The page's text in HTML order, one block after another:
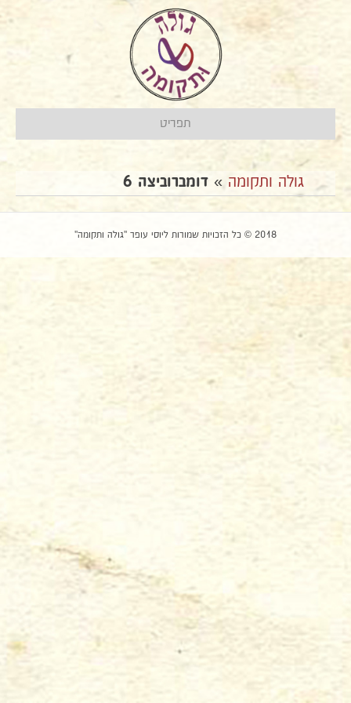
תפריט
גולה ותקומה » דומברוביצה 6
2018 © כל הזכויות שמורות ליוסי עופר "גולה ותקומה"